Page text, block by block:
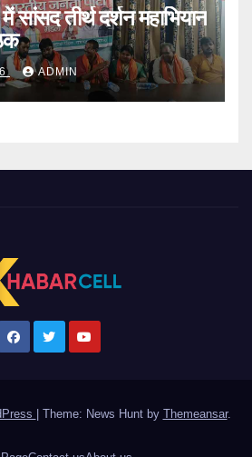
तीर्थ दर्शन महाभियान
ADMIN
| Theme: News Hunt by Themeansar.